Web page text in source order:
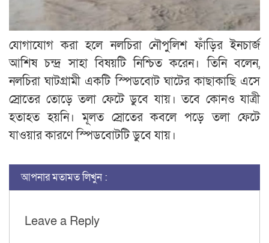
যোগাযোগ করা হলে নলচিরা নৌপুলিশ ফাঁড়ির ইনচার্জ
আশিষ চন্দ্র সাহা বিষয়টি নিশ্চিত করেন। তিনি বলেন,
নলচিরা ঘাটগ্রামী একটি স্পিডবোট ঘাটের কাছাকাছি এসে
স্রোতের তোড়ে তলা ফেটে ডুবে যায়। তবে কোনও যাত্রী
হতাহত হয়নি। মূলত স্রোতের কবলে পড়ে তলা ফেটে
যাওয়ার কারণে স্পিডবোটটি ডুবে যায়।
আপনার মতামত লিখুন :
Leave a Reply